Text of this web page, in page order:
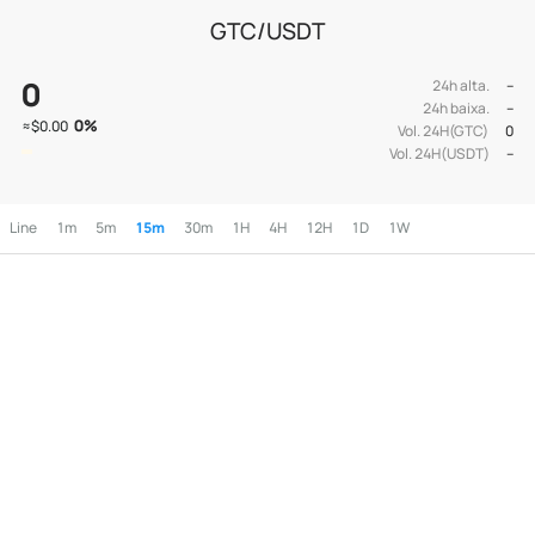
GTC/USDT
0
≈$0.00 0%
24h alta.
--
24h baixa.
--
Vol. 24H(GTC)
0
Vol. 24H(USDT)
--
Line 1m 5m 15m 30m 1H 4H 12H 1D 1W